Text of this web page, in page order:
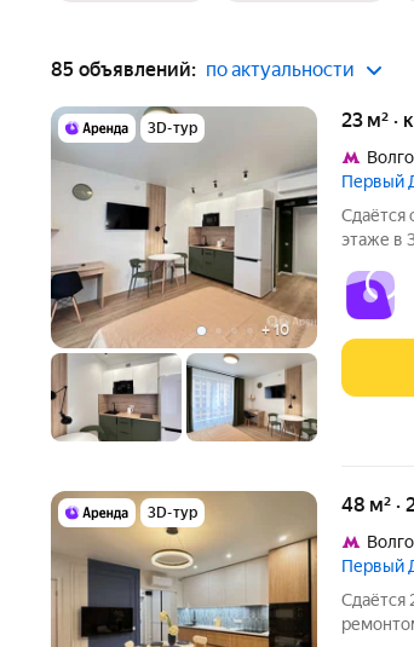
85 объявлений: по актуальности
3D-тур
+10
23 м²
Первый
Сдаётся
этаже в
подъезде
3D-тур 48 м²
Первый
Сдаётся